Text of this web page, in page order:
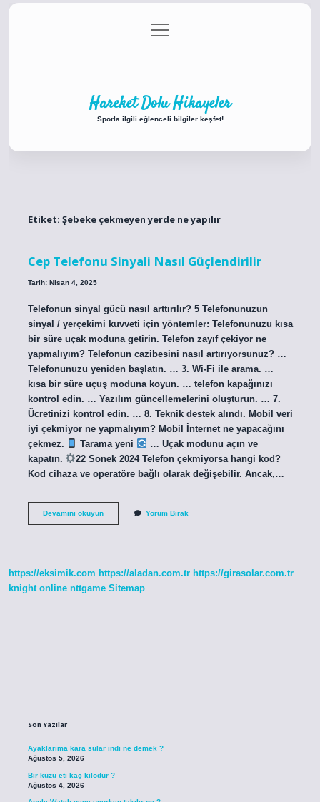
Gizlilik Politikası
menüyü
aç
Hareket Dolu Hikayeler
Sporla ilgili eğlenceli bilgiler keşfet!
Etiket: Şebeke çekmeyen yerde ne yapılır
Cep Telefonu Sinyali Nasıl Güçlendirilir
Tarih: Nisan 4, 2025
Telefonun sinyal gücü nasıl arttırılır? 5 Telefonunuzun
sinyal / yerçekimi kuvveti için yöntemler: Telefonunuzu kısa
bir süre uçak moduna getirin. Telefon zayıf çekiyor ne
yapmalıyım? Telefonun cazibesini nasıl artırıyorsunuz? …
Telefonunuzu yeniden başlatın. … 3. Wi-Fi ile arama. …
kısa bir süre uçuş moduna koyun. … telefon kapağınızı
kontrol edin. … Yazılım güncellemelerini oluşturun. … 7.
Ücretinizi kontrol edin. … 8. Teknik destek alındı. Mobil veri
iyi çekmiyor ne yapmalıyım? Mobil İnternet ne yapacağını
çekmez.
Tarama yeni
… Uçak modunu açın ve
kapatın.
22 Sonek 2024 Telefon çekmiyorsa hangi kod?
Kod cihaza ve operatöre bağlı olarak değişebilir. Ancak,…
Devamını okuyunCep
Yorum Bırak
https://eksimik.com https://aladan.com.tr https://girasolar.com.tr
knight online nttgame Sitemap
Son Yazılar
Ayaklarıma kara sular indi ne demek ?
Ağustos 5, 2026
Bir kuzu eti kaç kilodur ?
Ağustos 4, 2026